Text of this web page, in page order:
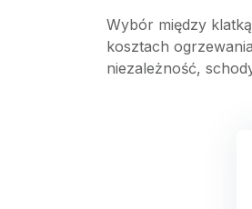
Wybór między
kosztach
niezależność,